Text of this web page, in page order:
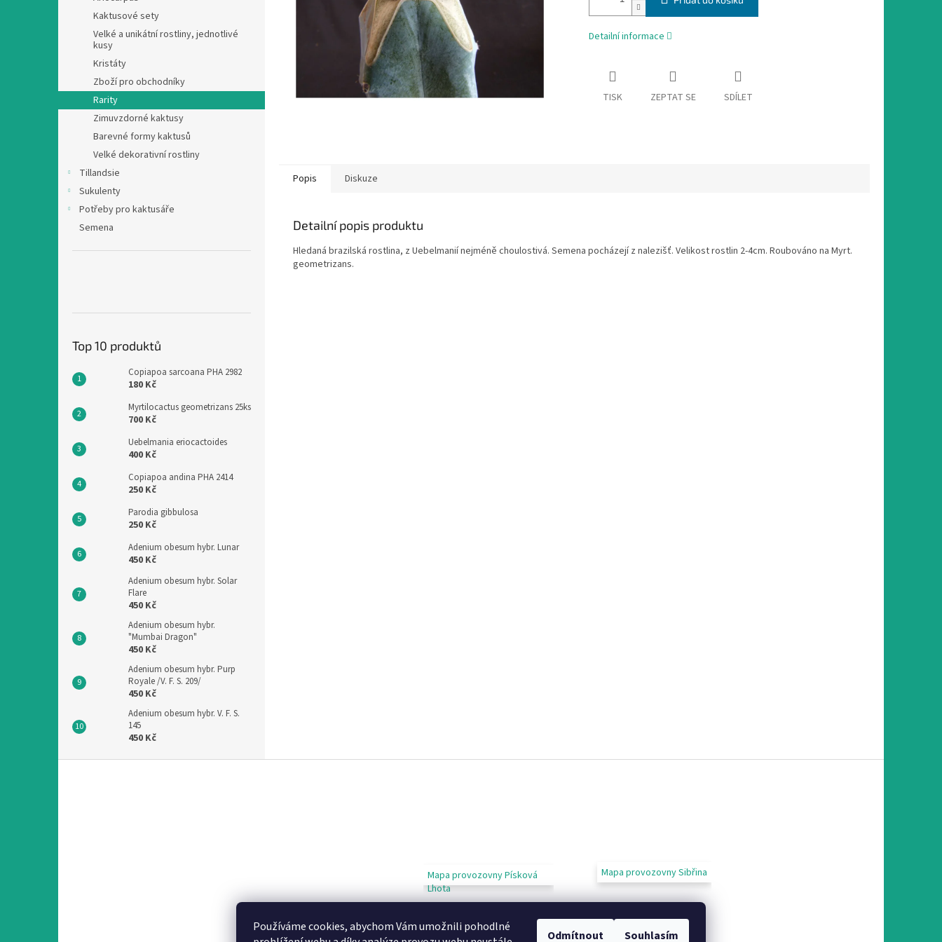
Používáme cookies, abychom Vám umožnili pohodlné
Odmítnout Souhlasím
Kaktusové sety
Velké a unikátní rostliny, jednotlivé
kusy
Kristáty
Zboží pro obchodníky
Rarity
Zimuvzdorné kaktusy
Barevné formy kaktusů
Velké dekorativní rostliny
Tillandsie
Sukulenty
Potřeby pro kaktusáře
Semena
Top 10 produktů
Copiapoa sarcoana PHA 2982
180 Kč
Myrtilocactus geometrizans 25ks
700 Kč
Uebelmania eriocactoides
400 Kč
Copiapoa andina PHA 2414
250 Kč
Parodia gibbulosa
250 Kč
Adenium obesum hybr. Lunar
450 Kč
Adenium obesum hybr. Solar
Flare
450 Kč
Adenium obesum hybr.
"Mumbai Dragon"
450 Kč
Adenium obesum hybr. Purp
Royale /V. F. S. 209/
450 Kč
Adenium obesum hybr. V. F. S.
145
450 Kč
Detailní informace
TISK ZEPTAT SE SDÍLET
Popis Diskuze
Detailní popis produktu
Hledaná brazilská rostlina, z Uebelmanií nejméně choulostivá. Semena pocházejí z nalezišť. Velikost rostlin 2-4cm. Roubováno na Myrt.
geometrizans.
Mapa provozovny Písková
Lhota
Mapa provozovny Sibřina